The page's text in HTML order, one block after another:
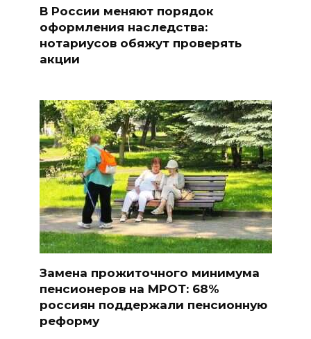
В России меняют порядок
оформления наследства:
нотариусов обяжут проверять
акции
Замена прожиточного минимума
пенсионеров на МРОТ: 68%
россиян поддержали пенсионную
реформу